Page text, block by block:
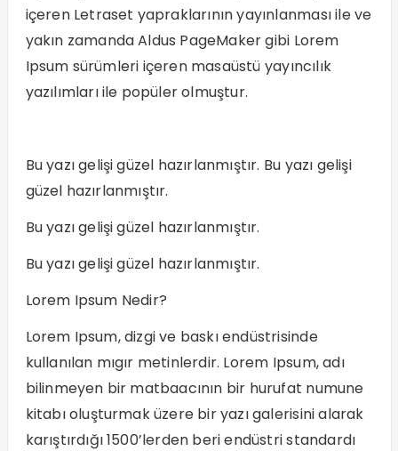
içeren Letraset yapraklarının yayınlanması ile ve
yakın zamanda Aldus PageMaker gibi Lorem
Ipsum sürümleri içeren masaüstü yayıncılık
yazılımları ile popüler olmuştur.
Bu yazı gelişi güzel hazırlanmıştır. Bu yazı gelişi
güzel hazırlanmıştır.
Bu yazı gelişi güzel hazırlanmıştır.
Bu yazı gelişi güzel hazırlanmıştır.
Lorem Ipsum Nedir?
Lorem Ipsum, dizgi ve baskı endüstrisinde
kullanılan mıgır metinlerdir. Lorem Ipsum, adı
bilinmeyen bir matbaacının bir hurufat numune
kitabı oluşturmak üzere bir yazı galerisini alarak
karıştırdığı 1500’lerden beri endüstri standardı